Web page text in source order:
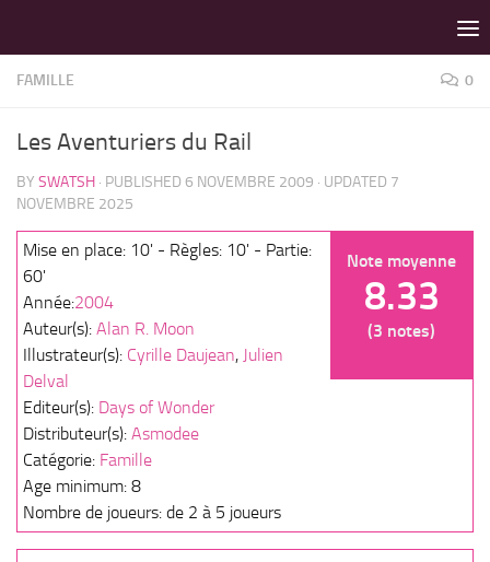
FAMILLE 0
Les Aventuriers du Rail
BY SWATSH · PUBLISHED 6 NOVEMBRE 2009 · UPDATED 7
NOVEMBRE 2025
Note moyenne
8.33
(3 notes)
Mise en place: 10' - Règles: 10' - Partie:
60'
Année:2004
Auteur(s): Alan R. Moon
Illustrateur(s): Cyrille Daujean, Julien
Delval
Editeur(s): Days of Wonder
Distributeur(s): Asmodee
Catégorie: Famille
Age minimum: 8
Nombre de joueurs: de 2 à 5 joueurs